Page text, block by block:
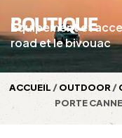
BOUTIQUE
Équipement et
road et le bivouac
ACCUEIL /OUTDOOR /
PORTE